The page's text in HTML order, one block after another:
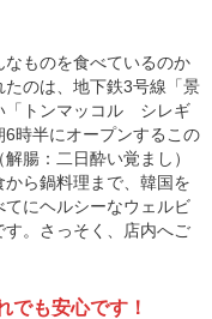
ものを食べているのか
のは、地下鉄3号線「景
「トンマッコル シレギ
時半にオープンするこの
腸：二日酔い覚まし）
ら鍋料理まで、韓国を
にヘルシーなウェルビ
。さっそく、店内へご
でも安心です！